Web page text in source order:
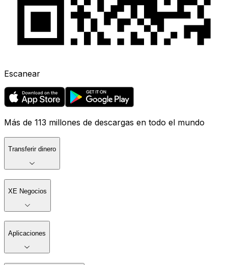
Escanear
Más de 113 millones de descargas en todo el mundo
Transferir dinero
XE Negocios
Aplicaciones